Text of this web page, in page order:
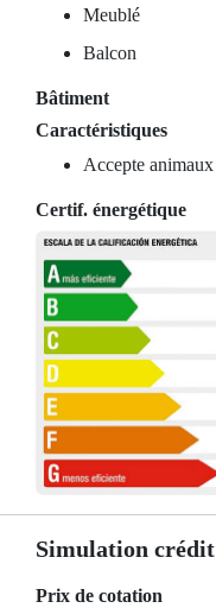
Meublé
Balcon
Bâtiment
Caractéristiques
Accepte animaux
Certif. énergétique
Simulation crédit
Prix de cotation